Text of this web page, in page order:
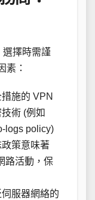
擇時需謹
素：
施的 VPN
術 (例如
logs policy)
策意味著
路活動，保
服器網絡的